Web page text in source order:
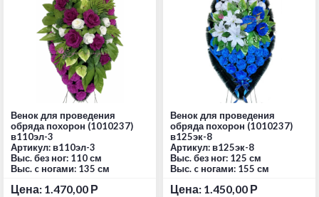
Венок для проведения
обряда похорон (1010237)
в110эл-3
Артикул: в110эл-3
Выс. без ног: 110 см
Выс. c ногами: 135 см
Цена: 1.470,00 Р
Венок для проведения
обряда похорон (1010237)
в125эк-8
Артикул: в125эк-8
Выс. без ног: 125 см
Выс. c ногами: 155 см
Цена: 1.450,00 Р